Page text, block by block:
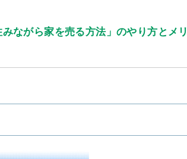
ながら家を売る方法」のやり方とメリ